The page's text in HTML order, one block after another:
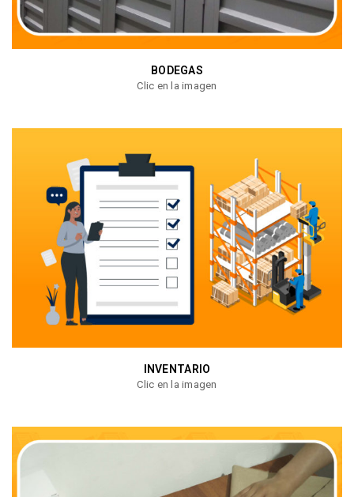
BODEGAS
Clic en la imagen
INVENTARIO
Clic en la imagen